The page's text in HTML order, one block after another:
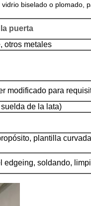
biselado o plomado,
puerta
otros metales
modificado para
de la lata)
plantilla
edgeing, soldando,